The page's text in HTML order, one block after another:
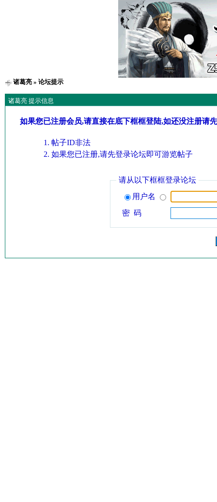
诸葛亮» 论坛提示
诸葛亮 提示信息
如果您已注册会员,请直接在底下框框登陆,如还没注册请
帖子ID非法
如果您已注册,请先登录论坛即可游览帖子
请从以下框框登录论坛
用户名
密 码